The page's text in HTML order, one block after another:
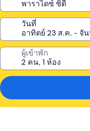
วันที่
ผู้เข้าพัก